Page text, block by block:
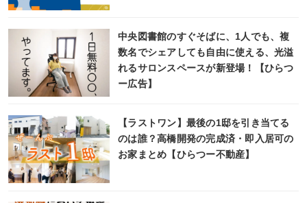
中央図書館のすぐそばに、1人でも、複
数名でシェアしても自由に使える、光溢
れるサロンスペースが新登場！【ひらつ
ー広告】
【ラストワン】最後の1邸を引き当てる
のは誰？高橋開発の完成済・即入居可の
お家まとめ【ひらつー不動産】